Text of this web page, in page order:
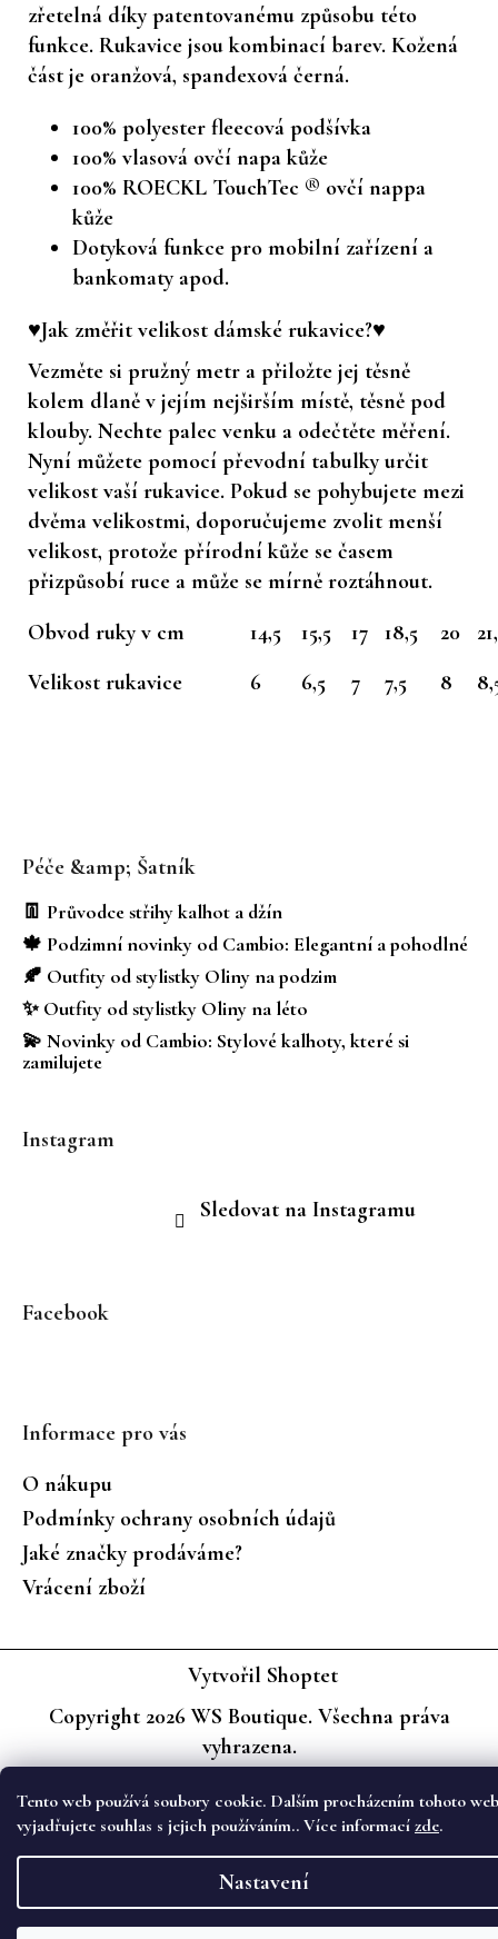
Tento web používá soubory cookie. Dalším procházením tohoto
vyjadřujete souhlas s jejich používáním.. Více informací zde.
Nastavení
zřetelná díky patentovanému způsobu této
funkce. Rukavice jsou kombinací barev. Kožená
část je oranžová, spandexová černá.
100% polyester fleecová podšívka
100% vlasová ovčí napa kůže
100% ROECKL TouchTec ® ovčí nappa
kůže
Dotyková funkce pro mobilní zařízení a
bankomaty apod.
♥Jak změřit velikost dámské rukavice?♥
Vezměte si pružný metr a přiložte jej těsně
kolem dlaně v jejím nejširším místě, těsně pod
klouby. Nechte palec venku a odečtěte měření.
Nyní můžete pomocí převodní tabulky určit
velikost vaší rukavice. Pokud se pohybujete mezi
dvěma velikostmi, doporučujeme zvolit menší
velikost, protože přírodní kůže se časem
přizpůsobí ruce a může se mírně roztáhnout.
Obvod ruky v cm
14,5 15,5 17 18,5 20
Velikost rukavice
6 6,5 7 7,5 8
Péče &amp; Šatník
👖 Průvodce střihy kalhot a džín
🍁 Podzimní novinky od Cambio: Elegantní a pohodlné
🍂 Outfity od stylistky Oliny na podzim
✨ Outfity od stylistky Oliny na léto
💫 Novinky od Cambio: Stylové kalhoty, které si
zamilujete
Instagram
Sledovat na Instagramu
Facebook
Informace pro vás
O nákupu
Podmínky ochrany osobních údajů
Jaké značky prodáváme?
Vrácení zboží
Vytvořil Shoptet
Copyright 2026WS Boutique. Všechna práva
vyhrazena.